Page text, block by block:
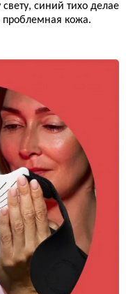
синий тихо делае
проблемная кожа.